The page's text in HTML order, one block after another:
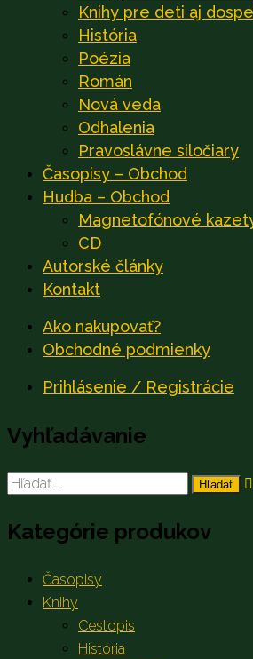
Knihy pre deti aj
História
Poézia
Román
Nová veda
Odhalenia
Pravoslávne siločiary
Časopisy – Obchod
Hudba – Obchod
Magnetofónové
CD
Autorské články
Kontakt
Ako nakupovať?
Obchodné podmienky
Prihlásenie / Registrácie
Vyhľadávanie
Search
Kategórie produkov
Časopisy
Knihy
Cestopis
História